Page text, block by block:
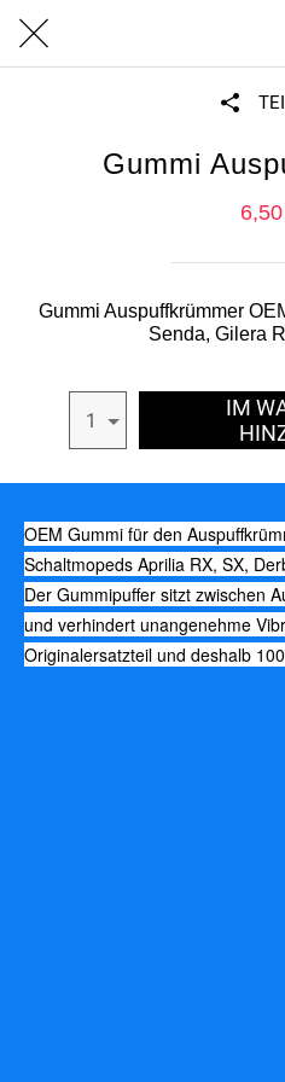
Gummi
Gummi Auspuffkrümmer
Senda, Gilera
1
IM
OEM Gummi für den
Schaltmopeds Aprilia RX, SX,
Der Gummipuffer sitzt zwischen
und verhindert unangenehme
Originalersatzteil und deshalb